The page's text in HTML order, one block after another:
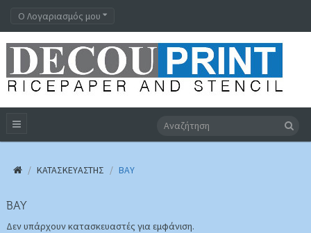
Ο Λογαριασμός μου
ΚΑΤΑΣΚΕΥΑΣΤΉΣ BAY
BAY
Δεν υπάρχουν κατασκευαστές για εμφάνιση.